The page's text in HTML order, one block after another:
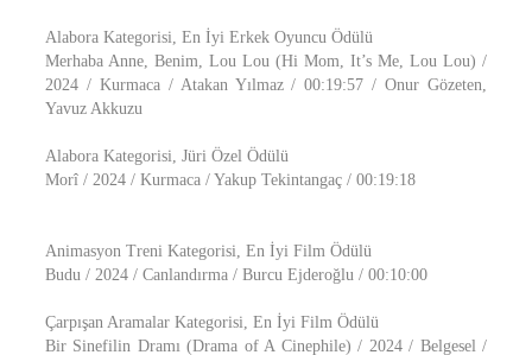
Alabora Kategorisi, En İyi Erkek Oyuncu Ödülü
Merhaba Anne, Benim, Lou Lou (Hi Mom, It’s Me, Lou Lou) /
2024 / Kurmaca / Atakan Yılmaz / 00:19:57 / Onur Gözeten,
Yavuz Akkuzu
Alabora Kategorisi, Jüri Özel Ödülü
Morî / 2024 / Kurmaca / Yakup Tekintangaç / 00:19:18
Animasyon Treni Kategorisi, En İyi Film Ödülü
Budu / 2024 / Canlandırma / Burcu Ejderoğlu / 00:10:00
Çarpışan Aramalar Kategorisi, En İyi Film Ödülü
Bir Sinefilin Dramı (Drama of A Cinephile) / 2024 / Belgesel /